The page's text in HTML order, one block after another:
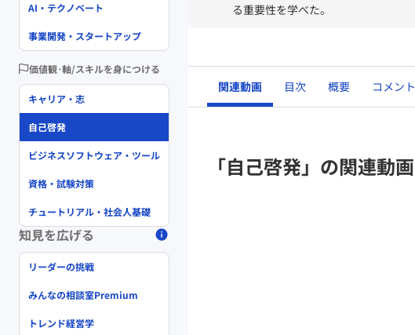
る重要性を学べた。
関連動画 目次 概要 コメント
「自己啓発」の関連動画
AI・テクノベート
事業開発・スタートアップ
価値観･軸/スキルを身につける
キャリア・志
自己啓発
ビジネスソフトウェア・ツール
資格・試験対策
チュートリアル・社会人基礎
知見を広げる
リーダーの挑戦
みんなの相談室Premium
トレンド経営学